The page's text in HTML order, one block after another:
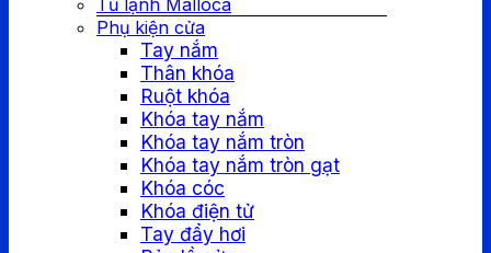
Tủ lạnh Malloca
Phụ kiện cửa
Tay nắm
Thân khóa
Ruột khóa
Khóa tay nắm
Khóa tay nắm tròn
Khóa tay nắm tròn gạt
Khóa cóc
Khóa điện tử
Tay đẩy hơi